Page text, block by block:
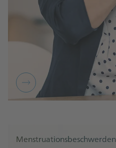
Menstruationsbeschwerden